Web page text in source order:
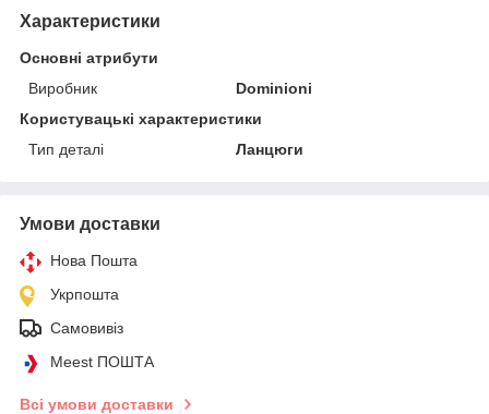
Характеристики
Основні атрибути
Виробник
Dominioni
Користувацькі характеристики
Тип деталі
Ланцюги
Умови доставки
Нова Пошта
Укрпошта
Самовивіз
Meest ПОШТА
Всі умови доставки